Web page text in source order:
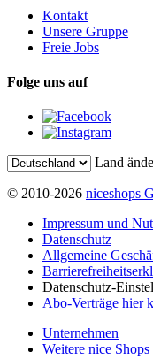
Kontakt
Unsere Gruppe
Freie Jobs
Folge uns auf
Land
© 2010-2026 niceshops
Impressum und
Datenschutz
Allgemeine
Datenschutz-
Abo-Verträge hier
Unternehmen
Weitere nice Shops